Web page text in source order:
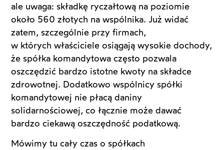
ale uwaga: składkę ryczałtową na poziomie
około 560 złotych na wspólnika. Już widać
zatem, szczególnie przy firmach,
w których właściciele osiągają wysokie dochody,
że spółka komandytowa często pozwala
oszczędzić bardzo istotne kwoty na składce
zdrowotnej. Dodatkowo wspólnicy spółki
komandytowej nie płacą daniny
solidarnościowej, co łącznie może dawać
bardzo ciekawą oszczędność podatkową.
Mówimy tu cały czas o spółkach